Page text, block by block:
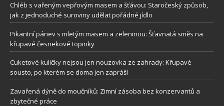
Chléb s vařeným vepřovým masem a šťávou: Staročeský způsob,
jak z jednoduché suroviny udělat pořádné jídlo
Pikantní pánev s mletým masem a zeleninou: Šťavnatá směs na
křupavé česnekové topinky
Cuketové kuličky nejsou jen nouzovka ze zahrady: Křupavé
sousto, po kterém se doma jen zapráší
Zavařená dýně do moučníků: Zimní zásoba bez konzervantů a
zbytečné práce